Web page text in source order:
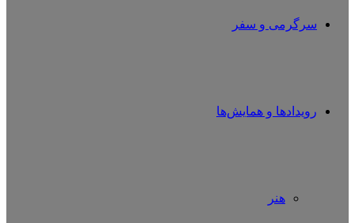
سرگرمی و سفر
رویدادها و همایش‌ها
هنر